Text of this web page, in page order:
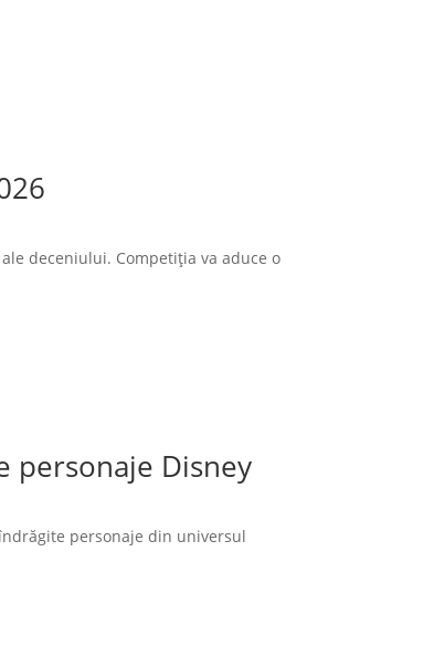
deceniului. Competiția va aduce o
personaje Disney
personaje din universul